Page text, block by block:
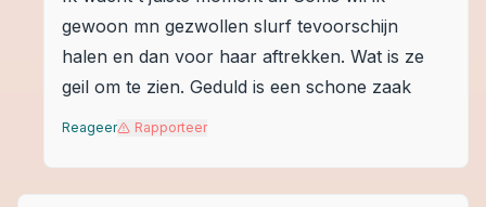
gewoon mn gezwollen slurf tevoorschijn
halen en dan voor haar aftrekken. Wat is ze
geil om te zien. Geduld is een schone zaak
Reageer Rapporteer